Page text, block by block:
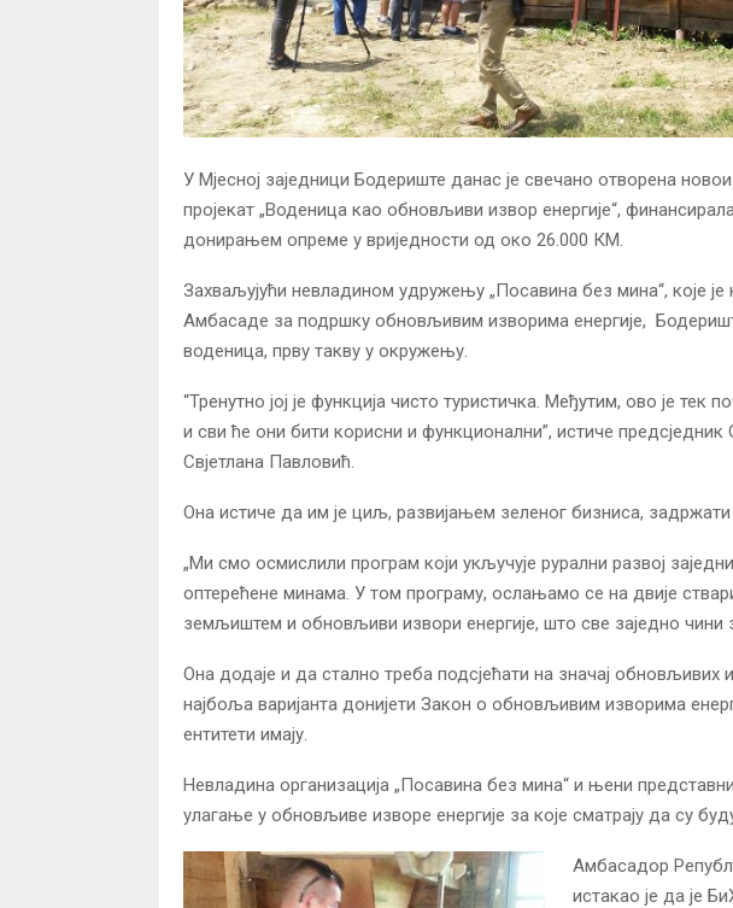
У Мјесној заједници Бодериште данас је свечано отворена
пројекат „Воденица као обновљиви извор енергије“,
донирањем опреме у вриједности од око 26.000 КМ.
Захваљујући невладином удружењу „Посавина без мина“, које
Амбасаде за подршку обновљивим изворима енергије,
воденица, прву такву у окружењу.
“Тренутно јој је функција чисто туристичка. Међутим, ово је тек
и сви ће они бити корисни и функционални”, истиче предсједник
Свјетлана Павловић.
Она истиче да им је циљ, развијањем зеленог бизниса,
„Ми смо осмислили програм који укључује рурални развој
оптерећене минама. У том програму, ослањамо се на двије
земљиштем и обновљиви извори енергије, што све заједно чини
Она додаје и да стално треба подсјећати на значај обновљивих
најбоља варијанта донијети Закон о обновљивим изворима
ентитети имају.
Невладина организација „Посавина без мина“ и њени
улагање у обновљиве изворе енергије за које сматрају да су
Амбасадор
истакао је да је